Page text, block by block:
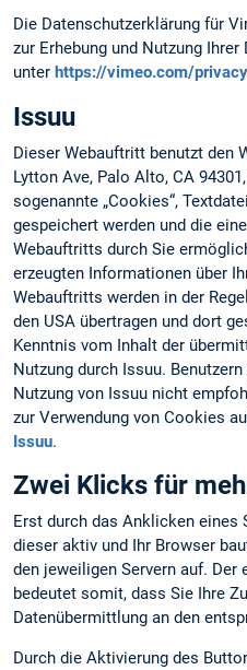
Die Datenschutzerklärung für
zur Erhebung und Nutzung
unter https://vimeo.com/privacy
Issuu
Dieser Webauftritt benutzt den
Lytton Ave, Palo Alto, CA
sogenannte „Cookies“,
gespeichert werden und die
Webauftritts durch Sie
erzeugten Informationen über
Webauftritts werden in der
den USA übertragen und dort
Kenntnis vom Inhalt der
Nutzung durch Issuu.
Nutzung von Issuu nicht
zur Verwendung von Cookies
Issuu.
Zwei Klicks für
Erst durch das Anklicken
dieser aktiv und Ihr Browser
den jeweiligen Servern auf.
bedeutet somit, dass Sie Ihre
Datenübermittlung an den
Durch die Aktivierung des